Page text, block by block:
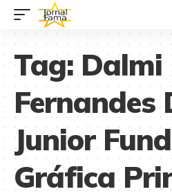
Tag:Dalmi
Fernandes
Junior
Gráfica